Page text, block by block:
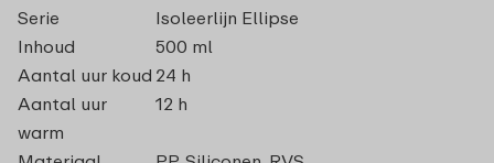
Serie
Isoleerlijn Ellipse
Inhoud
500 ml
Aantal uur koud 24 h
Aantal uur
warm
12 h